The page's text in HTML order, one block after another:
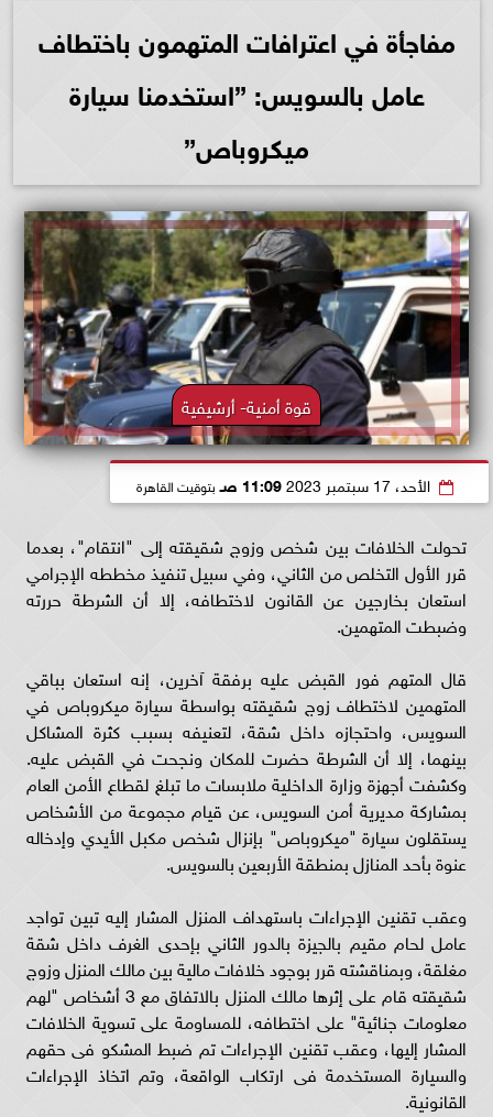
مفاجأة في اعترافات المتهمون باختطاف
عامل بالسويس: ”استخدمنا سيارة
ميكروباص”
قوة أمنية- أرشيفية
الأحد، 17 سبتمبر 2023 11:09 صـ بتوقيت القاهرة
تحولت الخلافات بين شخص وزوج شقيقته إلى "انتقام"، بعدما
قرر الأول التخلص من الثاني، وفي سبيل تنفيذ مخططه الإجرامي
استعان بخارجين عن القانون لاختطافه، إلا أن الشرطة حررته
وضبطت المتهمين.
قال المتهم فور القبض عليه برفقة آخرين، إنه استعان بباقي
المتهمين لاختطاف زوج شقيقته بواسطة سيارة ميكروباص في
السويس، واحتجازه داخل شقة، لتعنيفه بسبب كثرة المشاكل
بينهما، إلا أن الشرطة حضرت للمكان ونجحت في القبض عليه.
وكشفت أجهزة وزارة الداخلية ملابسات ما تبلغ لقطاع الأمن العام
بمشاركة مديرية أمن السويس، عن قيام مجموعة من الأشخاص
يستقلون سيارة "ميكروباص" بإنزال شخص مكبل الأيدي وإدخاله
عنوة بأحد المنازل بمنطقة الأربعين بالسويس.
وعقب تقنين الإجراءات باستهداف المنزل المشار إليه تبين تواجد
عامل لحام مقيم بالجيزة بالدور الثاني بإحدى الغرف داخل شقة
مغلقة، وبمناقشته قرر بوجود خلافات مالية بين مالك المنزل وزوج
شقيقته قام على إثرها مالك المنزل بالاتفاق مع 3 أشخاص "لهم
معلومات جنائية" على اختطافه، للمساومة على تسوية الخلافات
المشار إليها، وعقب تقنين الإجراءات تم ضبط المشكو فى حقهم
والسيارة المستخدمة فى ارتكاب الواقعة، وتم اتخاذ الإجراءات
القانونية.